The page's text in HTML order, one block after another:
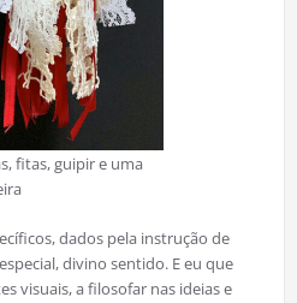
fitas, guipir e uma
dados pela instrução de
divino sentido. E eu que
visuais, a filosofar nas ideias e